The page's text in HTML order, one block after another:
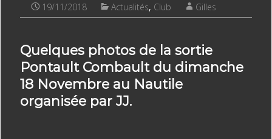
19/11/2018 Actualités, Club Gilles
Quelques photos de la sortie
Pontault Combault du dimanche
18 Novembre au Nautile
organisée par JJ.